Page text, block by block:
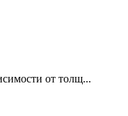
от толщ...